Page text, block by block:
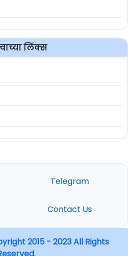
लिंक्स
Telegram
Contact Us
2015 - 2023 All Rights